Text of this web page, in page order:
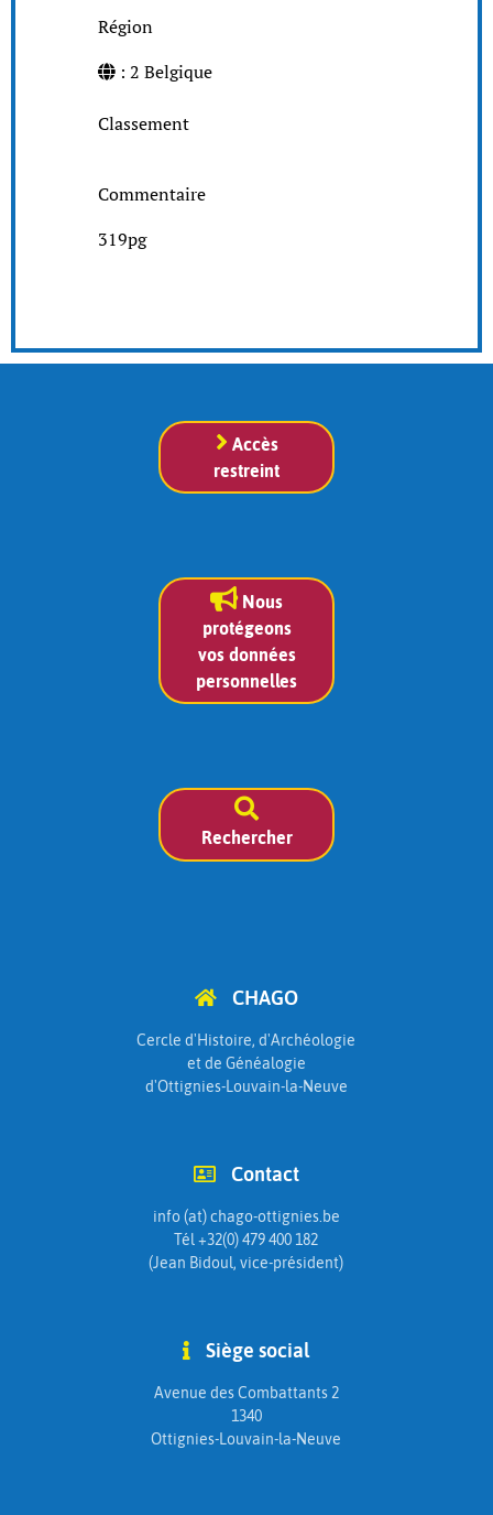
Région
: 2 Belgique
Classement
Commentaire
319pg
Accès
restreint
Nous
protégeons
vos données
personnelles
Rechercher
CHAGO
Cercle d'Histoire, d'Archéologie
et de Généalogie
d'Ottignies-Louvain-la-Neuve
Contact
info (at) chago-ottignies.be
Tél +32(0) 479 400 182
(Jean Bidoul, vice-président)
Siège social
Avenue des Combattants 2
1340
Ottignies-Louvain-la-Neuve